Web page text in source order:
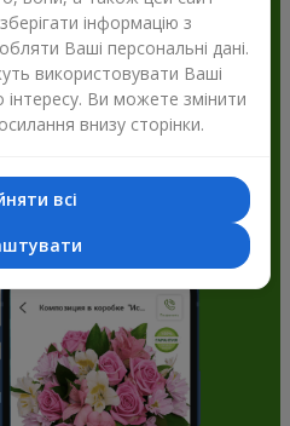
бонуси
інформацію з
Ваші персональні дані.
використовувати Ваші
інтересу. Ви можете змінити
внизу сторінки.
всі